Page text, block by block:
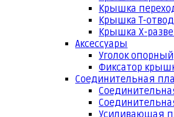
Крышка
Крышка Т-
Крышка Х-
Аксессуары
Уголок опорный
Фиксатор
Соединительная
Усиливающая